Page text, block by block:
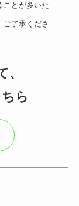
ことが多いた
了承くださ
ら